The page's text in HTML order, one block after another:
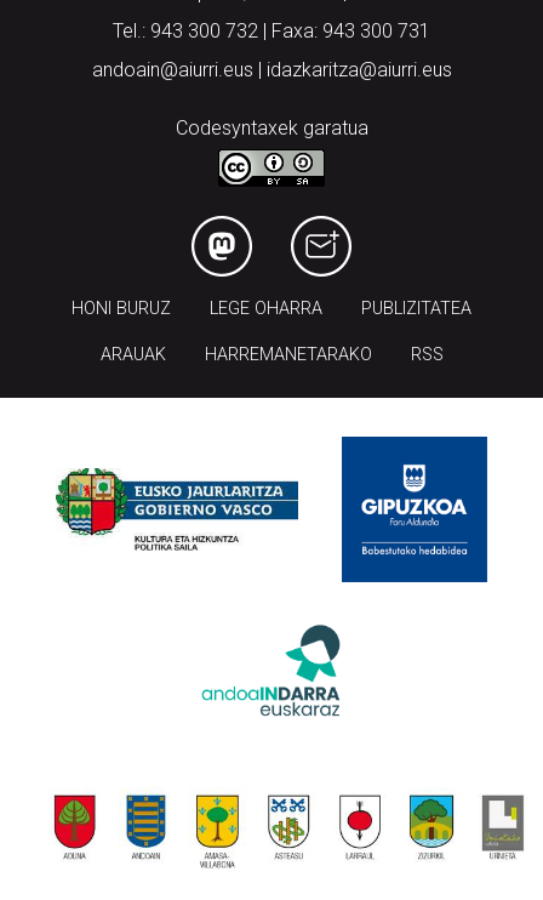
Tel.: 943 300 732 | Faxa: 943 300 731
andoain@aiurri.eus | idazkaritza@aiurri.eus
Codesyntaxek garatua
HONI BURUZ LEGE OHARRA PUBLIZITATEA
ARAUAK HARREMANETARAKO RSS